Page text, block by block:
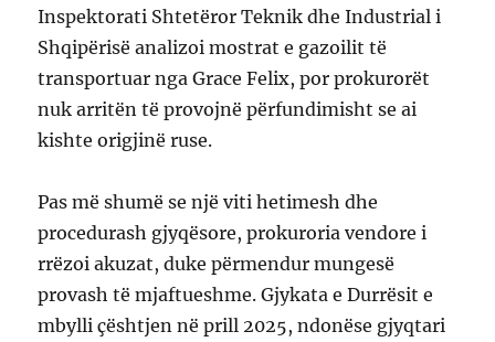
Inspektorati Shtetëror Teknik dhe Industrial i
Shqipërisë analizoi mostrat e gazoilit të
transportuar nga Grace Felix, por prokurorët
nuk arritën të provojnë përfundimisht se ai
kishte origjinë ruse.
Pas më shumë se një viti hetimesh dhe
procedurash gjyqësore, prokuroria vendore i
rrëzoi akuzat, duke përmendur mungesë
provash të mjaftueshme. Gjykata e Durrësit e
mbylli çështjen në prill 2025, ndonëse gjyqtari